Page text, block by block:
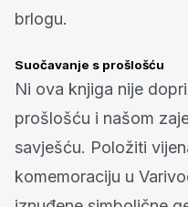
brlogu.
Suočavanje s prošlošću
Ni ova knjiga nije
prošlošću i našom
savješću. Položiti
komemoraciju u